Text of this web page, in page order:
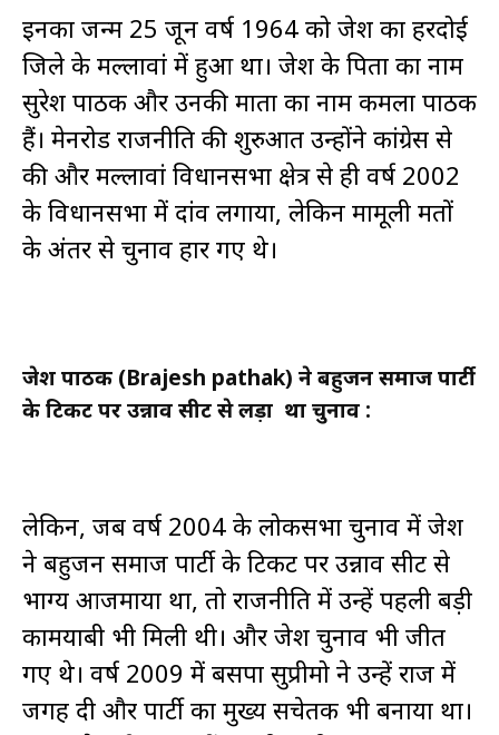
इनका जन्म 25 जून वर्ष 1964 को ब्रजेश का हरदोई
जिले के मल्लावां में हुआ था। ब्रजेश के पिता का नाम
सुरेश पाठक और उनकी माता का नाम कमला पाठक
हैं। मेनरोड राजनीति की शुरुआत उन्होंने कांग्रेस से
की और मल्लावां विधानसभा क्षेत्र से ही वर्ष 2002
के विधानसभा में दांव लगाया, लेकिन मामूली मतों
के अंतर से चुनाव हार गए थे।
ब्रजेश पाठक (Brajesh pathak) ने बहुजन समाज पार्टी
के टिकट पर उन्नाव सीट से लड़ा था चुनाव :
लेकिन, जब वर्ष 2004 के लोकसभा चुनाव में ब्रजेश
ने बहुजन समाज पार्टी के टिकट पर उन्नाव सीट से
भाग्य आजमाया था, तो राजनीति में उन्हें पहली बड़ी
कामयाबी भी मिली थी। और ब्रजेश चुनाव भी जीत
गए थे। वर्ष 2009 में बसपा सुप्रीमो ने उन्हें राज में
जगह दी और पार्टी का मुख्य सचेतक भी बनाया था।